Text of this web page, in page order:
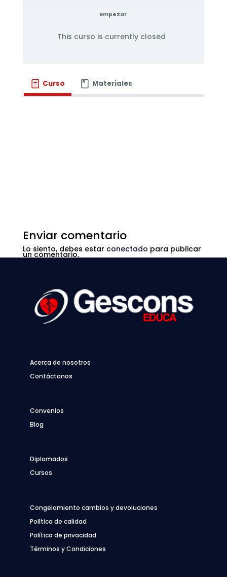
Empezar
This curso is currently closed
Curso Materiales
Enviar comentario
Lo siento, debes estar conectado para publicar
un comentario.
Acerca de nosotros
Contáctanos
Convenios
Blog
Diplomados
Cursos
Congelamiento cambios y devoluciones
Política de calidad
Política de privacidad
Términos y Condiciones